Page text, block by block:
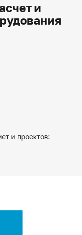
и
и проектов: